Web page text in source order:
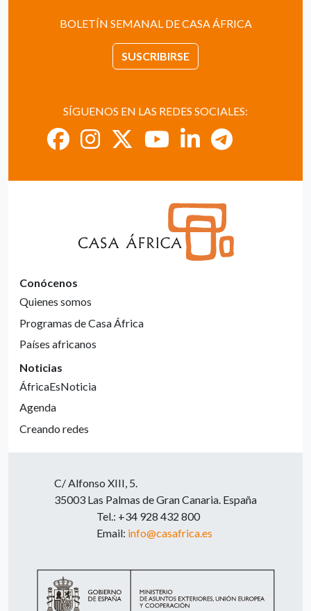
BOLETÍN SEMANAL DE CASA ÁFRICA
SUSCRIBIRSE
SÍGUENOS EN LAS REDES SOCIALES:
Conócenos
Quienes somos
Programas de Casa África
Países africanos
Noticias
ÁfricaEsNoticia
Agenda
Creando redes
C/ Alfonso XIII, 5.
35003 Las Palmas de Gran Canaria. España
Tel.: +34 928 432 800
Email: info@casafrica.es